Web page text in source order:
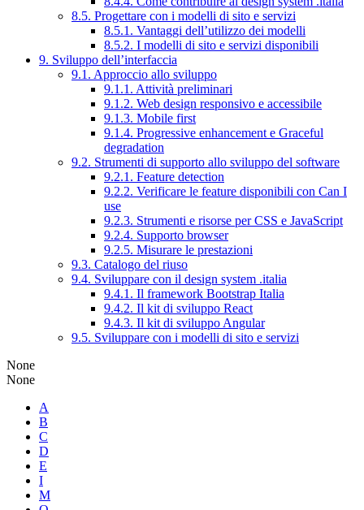
8.5. Progettare con i modelli di sito e servizi
8.5.1. Vantaggi dell’utilizzo dei modelli
8.5.2. I modelli di sito e servizi disponibili
9. Sviluppo dell’interfaccia
9.1. Approccio allo sviluppo
9.1.1. Attività preliminari
9.1.2. Web design responsivo e accessibile
9.1.3. Mobile first
9.1.4. Progressive enhancement e Graceful
degradation
9.2. Strumenti di supporto allo sviluppo del software
9.2.1. Feature detection
9.2.2. Verificare le feature disponibili con Can I
use
9.2.3. Strumenti e risorse per CSS e JavaScript
9.2.4. Supporto browser
9.2.5. Misurare le prestazioni
9.3. Catalogo del riuso
9.4. Sviluppare con il design system .italia
9.4.1. Il framework Bootstrap Italia
9.4.2. Il kit di sviluppo React
9.4.3. Il kit di sviluppo Angular
9.5. Sviluppare con i modelli di sito e servizi
None
None
A
B
C
D
E
I
M